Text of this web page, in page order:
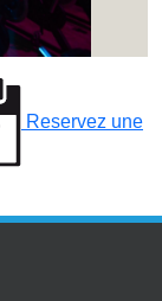
Reservez une